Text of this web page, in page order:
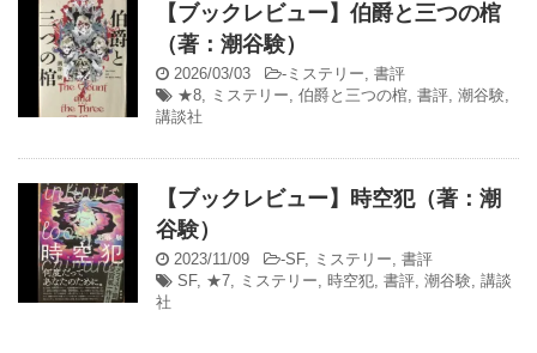
【ブックレビュー】伯爵と三つの棺
（著：潮谷験）
2026/03/03 - ミステリー, 書評
★8, ミステリー, 伯爵と三つの棺, 書評, 潮谷験,
講談社
【ブックレビュー】時空犯（著：潮
谷験）
2023/11/09 -SF, ミステリー, 書評
SF, ★7, ミステリー, 時空犯, 書評, 潮谷験, 講談
社